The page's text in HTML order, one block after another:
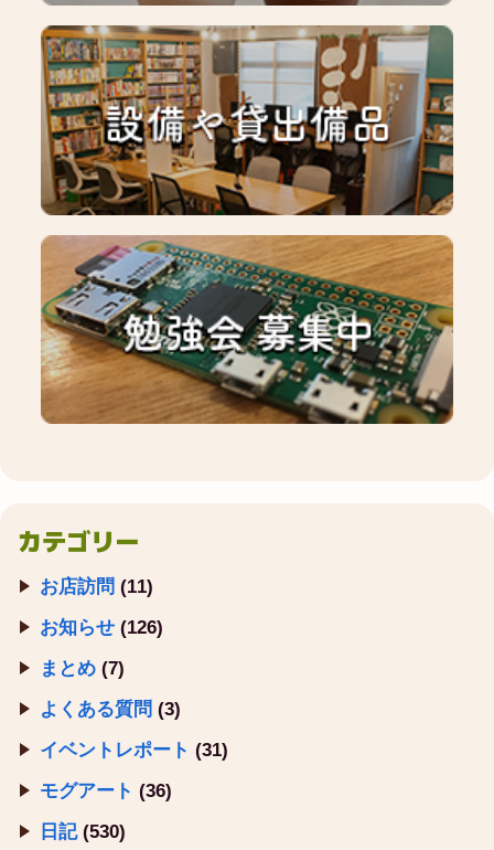
カテゴリー
お店訪問 (11)
お知らせ (126)
まとめ (7)
よくある質問 (3)
イベントレポート (31)
モグアート (36)
日記(530)